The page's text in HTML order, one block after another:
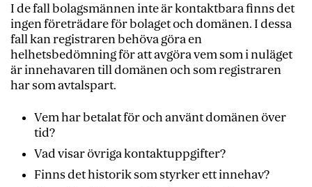
I de fall bolagsmännen inte är kontaktbara finns det
ingen företrädare för bolaget och domänen. I dessa
fall kan registraren behöva göra en
helhetsbedömning för att avgöra vem som i nuläget
är innehavaren till domänen och som registraren
har som avtalspart.
Vem har betalat för och använt domänen över
tid?
Vad visar övriga kontaktuppgifter?
Finns det historik som styrker ett innehav?